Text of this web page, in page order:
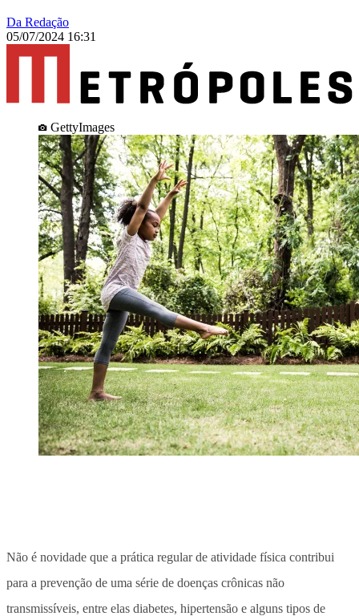
Da Redação
05/07/2024 16:31
GettyImages
Não é novidade que a prática regular de atividade física contribui
para a prevenção de uma série de doenças crônicas não
transmissíveis, entre elas diabetes, hipertensão e alguns tipos de